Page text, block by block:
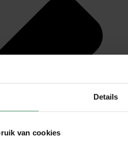
Details
van cookies